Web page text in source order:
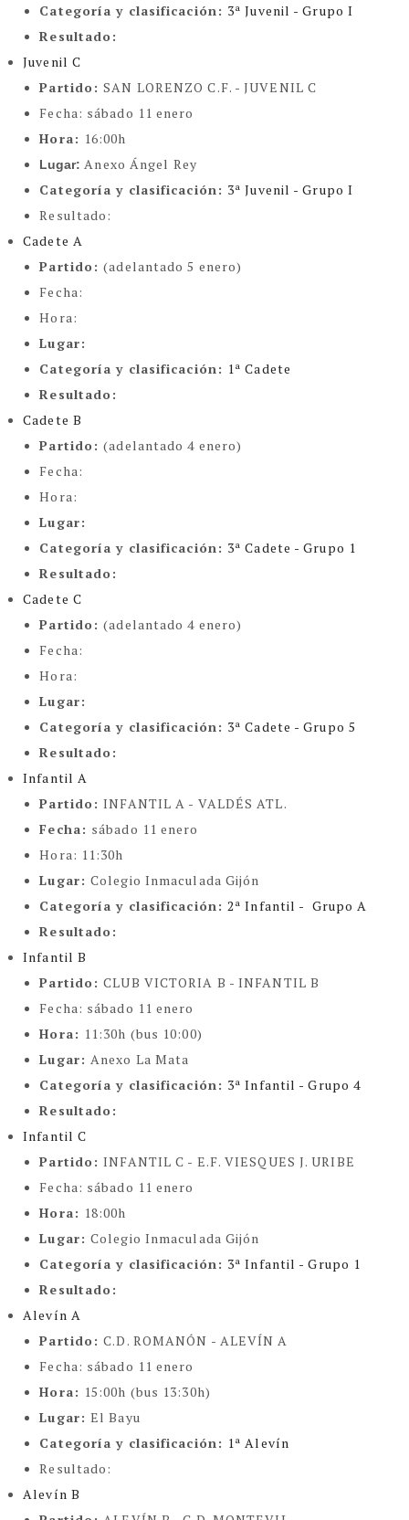
Categoría y clasificación: 3ª Juvenil - Grupo I
Resultado:
Juvenil C
Partido:SAN LORENZO C.F. - JUVENIL C
Fecha: sábado 11 enero
Hora: 16:00h
Lugar: Anexo Ángel Rey
Categoría y clasificación: 3ª Juvenil - Grupo I
Resultado:
Cadete A
Partido:(adelantado 5 enero)
Fecha:
Hora:
Lugar:
Categoría y clasificación: 1ª Cadete
Resultado:
Cadete B
Partido:(adelantado 4 enero)
Fecha:
Hora:
Lugar:
Categoría y clasificación: 3ª Cadete - Grupo 1
Resultado:
Cadete C
Partido:(adelantado 4 enero)
Fecha:
Hora:
Lugar:
Categoría y clasificación: 3ª Cadete - Grupo 5
Resultado:
Infantil A
Partido:INFANTIL A - VALDÉS ATL.
Fecha: sábado 11 enero
Hora: 11:30h
Lugar:Colegio Inmaculada Gijón
Categoría y clasificación:2ª Infantil - Grupo A
Resultado:
Infantil B
Partido:CLUB VICTORIA B - INFANTIL B
Fecha: sábado 11 enero
Hora: 11:30h (bus 10:00)
Lugar:Anexo La Mata
Categoría y clasificación: 3ª Infantil - Grupo 4
Resultado:
Infantil C
Partido:INFANTIL C - E.F. VIESQUES J. URIBE
Fecha: sábado 11 enero
Hora: 18:00h
Lugar:Colegio Inmaculada Gijón
Categoría y clasificación: 3ª Infantil - Grupo 1
Resultado:
Alevín A
Partido:C.D. ROMANÓN - ALEVÍN A
Fecha: sábado 11 enero
Hora: 15:00h (bus 13:30h)
Lugar:El Bayu
Categoría y clasificación: 1ª Alevín
Resultado:
Alevín B